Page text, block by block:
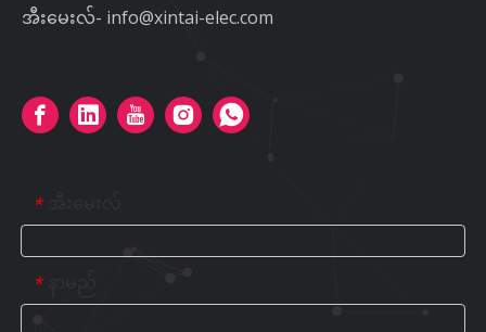
အီးမေးလ်- info@xintai-elec.com
*
*